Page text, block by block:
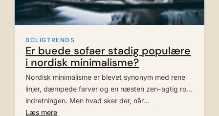
BOLIGTRENDS
Er buede sofaer stadig populære
i nordisk minimalisme?
Nordisk minimalisme er blevet synonym med rene
linjer, dæmpede farver og en næsten zen-agtig ro i
indretningen. Men hvad sker der, når…
Læs mere